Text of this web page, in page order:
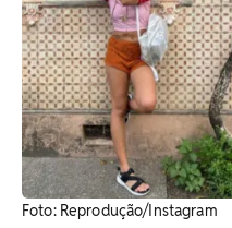
Foto: Reprodução/Instagram